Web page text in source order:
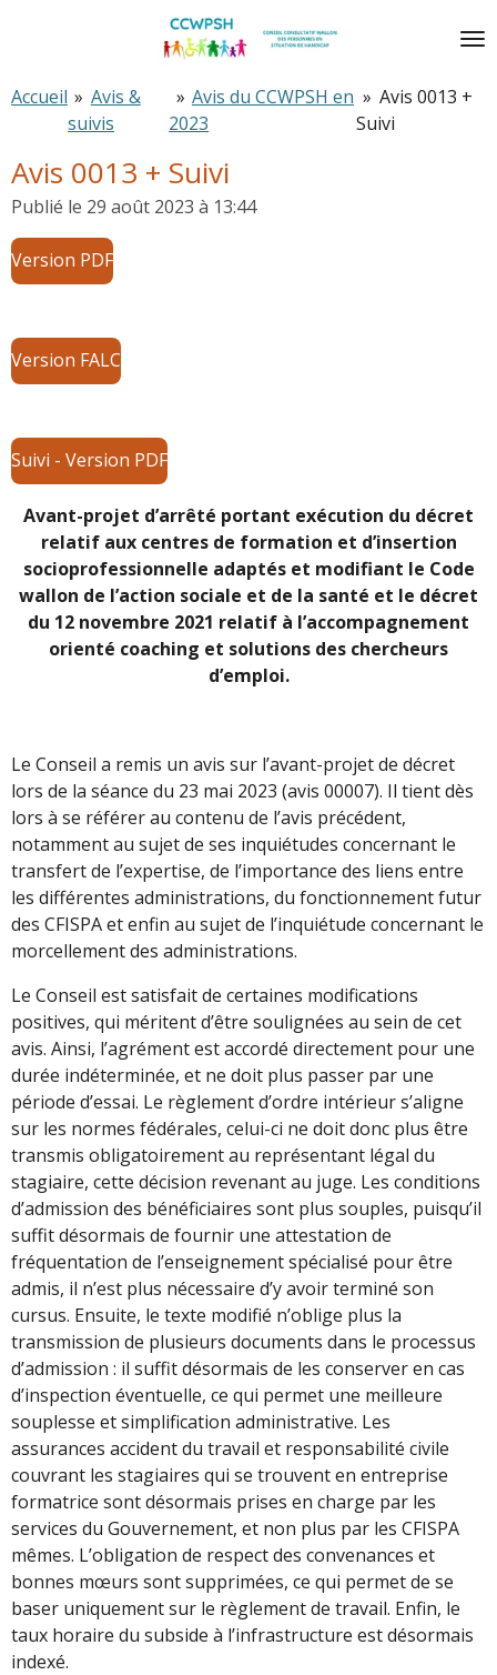
principal
Accueil » Avis &
suivis
» Avis du CCWPSH en
2023
» Avis 0013 +
Suivi
Avis 0013 + Suivi
Publié le 29 août 2023 à 13:44
Version PDF
Version FALC
Suivi - Version PDF
Avant-projet d’arrêté portant exécution du décret
relatif aux centres de formation et d’insertion
socioprofessionnelle adaptés et modifiant le Code
wallon de l’action sociale et de la santé et le décret
du 12 novembre 2021 relatif à l’accompagnement
orienté coaching et solutions des chercheurs
d’emploi.
Le Conseil a remis un avis sur l’avant-projet de décret
lors de la séance du 23 mai 2023 (avis 00007). Il tient dès
lors à se référer au contenu de l’avis précédent,
notamment au sujet de ses inquiétudes concernant le
transfert de l’expertise, de l’importance des liens entre
les différentes administrations, du fonctionnement futur
des CFISPA et enfin au sujet de l’inquiétude concernant le
morcellement des administrations.
Le Conseil est satisfait de certaines modifications
positives, qui méritent d’être soulignées au sein de cet
avis. Ainsi, l’agrément est accordé directement pour une
durée indéterminée, et ne doit plus passer par une
période d’essai. Le règlement d’ordre intérieur s’aligne
sur les normes fédérales, celui-ci ne doit donc plus être
transmis obligatoirement au représentant légal du
stagiaire, cette décision revenant au juge. Les conditions
d’admission des bénéficiaires sont plus souples, puisqu’il
suffit désormais de fournir une attestation de
fréquentation de l’enseignement spécialisé pour être
admis, il n’est plus nécessaire d’y avoir terminé son
cursus. Ensuite, le texte modifié n’oblige plus la
transmission de plusieurs documents dans le processus
d’admission : il suffit désormais de les conserver en cas
d’inspection éventuelle, ce qui permet une meilleure
souplesse et simplification administrative. Les
assurances accident du travail et responsabilité civile
couvrant les stagiaires qui se trouvent en entreprise
formatrice sont désormais prises en charge par les
services du Gouvernement, et non plus par les CFISPA
mêmes. L’obligation de respect des convenances et
bonnes mœurs sont supprimées, ce qui permet de se
baser uniquement sur le règlement de travail. Enfin, le
taux horaire du subside à l’infrastructure est désormais
indexé.